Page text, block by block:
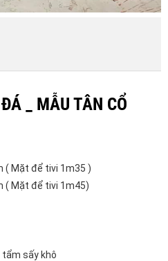
_ MẪU TÂN CỔ
( Mặt để tivi 1m35 )
( Mặt để tivi 1m45)
tẩm sấy khô